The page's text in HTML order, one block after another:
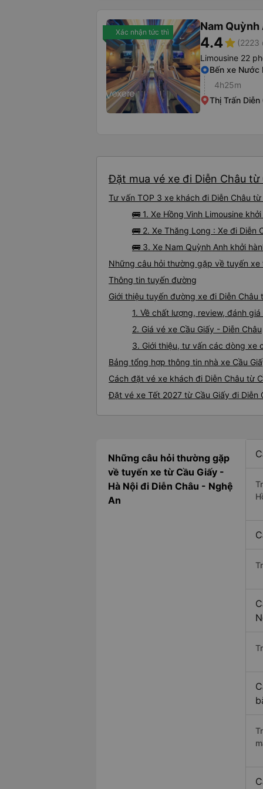
Xác nhận tức thì Nam Quỳnh
4.4star (2223
Limousine 22
Bến xe Nước
4h25m
Thị Trấn Diễn
Đặt mua vé xe đi Diễn Châu
Tư vấn TOP 3 xe khách đi Diễn Châu
🚌 1. Xe Hồng Vinh Limousine
🚌 2. Xe Thăng Long : Xe đi Diễn
🚌 3. Xe Nam Quỳnh Anh khởi
Những câu hỏi thường gặp về tuyến xe
Thông tin tuyến đường
Giới thiệu tuyến đường xe đi Diễn Châu
1. Về chất lượng, review, đánh
2. Giá vé xe Cầu Giấy - Diễn Châu
3. Giới thiệu, tư vấn các dòng xe
Bảng tổng hợp thông tin nhà xe Cầu
Cách đặt vé xe khách đi Diễn Châu từ
Đặt vé xe Tết 2027 từ Cầu Giấy đi Diễn
Những câu hỏi thường gặp
về tuyến xe từ Cầu Giấy -
Hà Nội đi Diễn Châu - Nghệ
An